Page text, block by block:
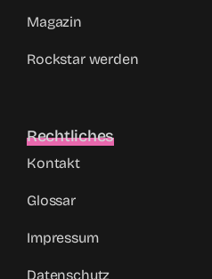
Magazin
Rockstar werden
Rechtliches
Kontakt
Glossar
Impressum
Datenschutz